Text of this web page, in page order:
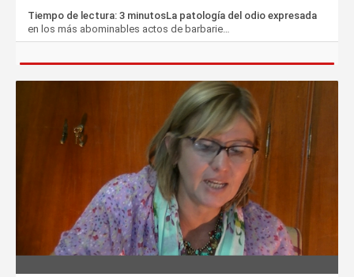
Tiempo de lectura: 3 minutosLa patología del odio expresada
en los más abominables actos de barbarie…